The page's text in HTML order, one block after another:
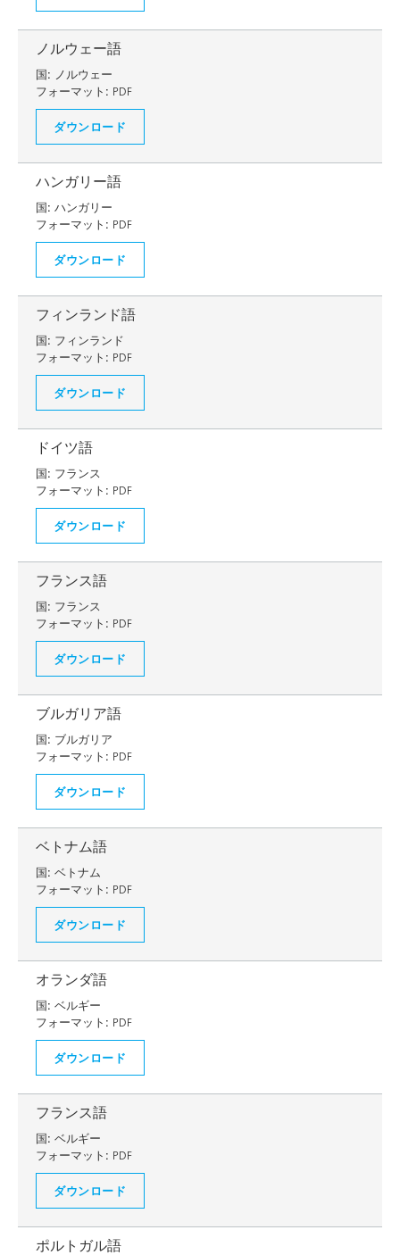
ノルウェー語
国: ノルウェー
フォーマット: PDF
ダウンロード
ハンガリー語
国: ハンガリー
フォーマット: PDF
ダウンロード
フィンランド語
国: フィンランド
フォーマット: PDF
ダウンロード
ドイツ語
国: フランス
フォーマット: PDF
ダウンロード
フランス語
国: フランス
フォーマット: PDF
ダウンロード
ブルガリア語
国: ブルガリア
フォーマット: PDF
ダウンロード
ベトナム語
国: ベトナム
フォーマット: PDF
ダウンロード
オランダ語
国: ベルギー
フォーマット: PDF
ダウンロード
フランス語
国: ベルギー
フォーマット: PDF
ダウンロード
ポルトガル語